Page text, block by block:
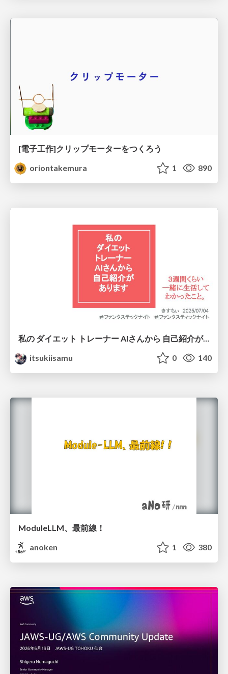
[電子工作]クリップモーターをつくろう
oriontakemura
1 890
私の ダイエット トレーナー AIさんから 自己紹介が あります
itsukiisamu
0 140
ModuleLLM、最前線！
anoken
1 380